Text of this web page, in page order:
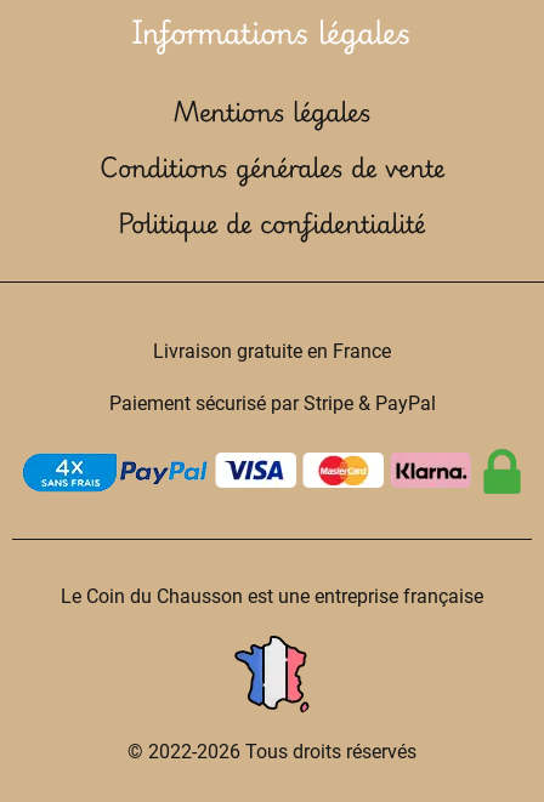
Informations légales
Mentions légales
Conditions générales de vente
Politique de confidentialité
Livraison gratuite en France
Paiement sécurisé par Stripe & PayPal
Le Coin du Chausson est une entreprise française
© 2022-2026 Tous droits réservés